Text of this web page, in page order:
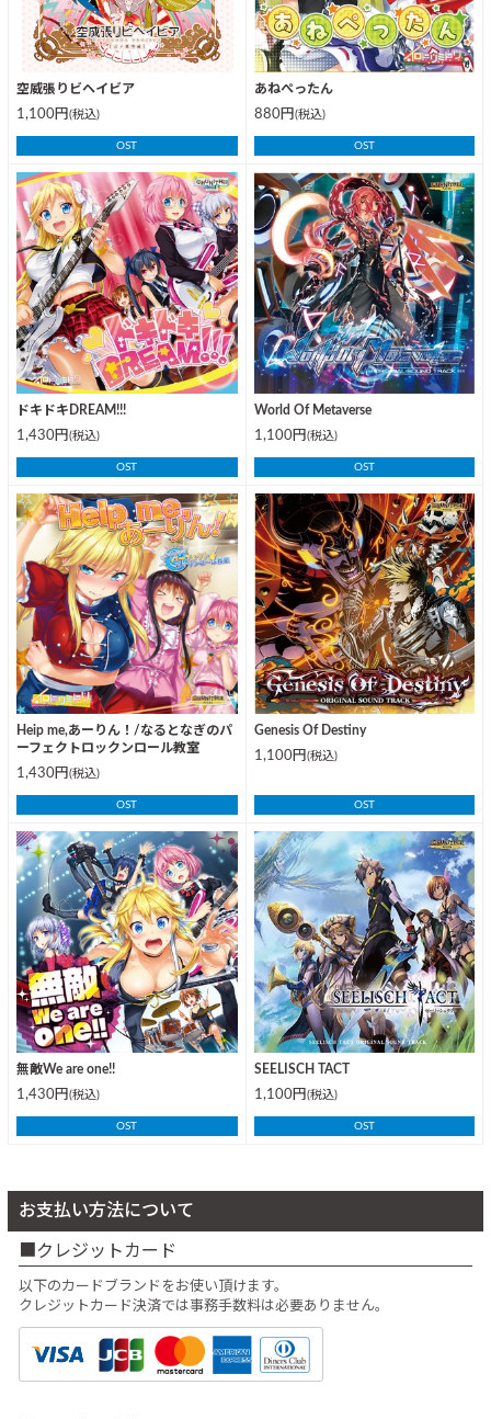
空威張りビヘイビア
1,100円(税込)
OST
あねぺったん
880円(税込)
OST
ドキドキDREAM!!!
1,430円(税込)
OST
World Of Metaverse
1,100円(税込)
OST
Heip me,あーりん！/なるとなぎのパ
ーフェクトロックンロール教室
1,430円(税込)
OST
Genesis Of Destiny
1,100円(税込)
OST
無敵We are one!!
1,430円(税込)
OST
SEELISCH TACT
1,100円(税込)
OST
お支払い方法について
クレジットカード
以下のカードブランドをお使い頂けます。
クレジットカード決済では事務手数料は必要ありません。